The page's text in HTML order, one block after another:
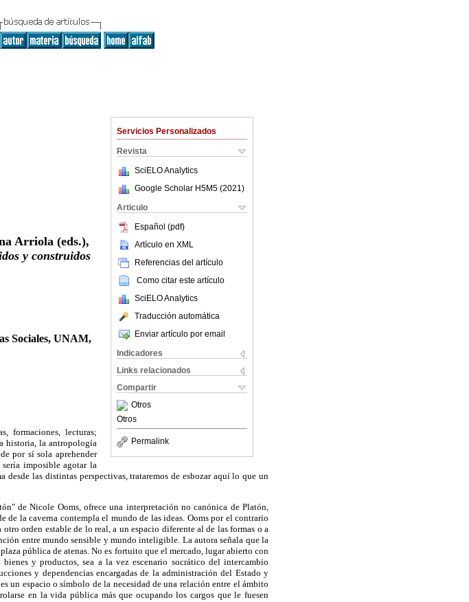
Servicios Personalizados
Revista
SciELO Analytics
Google Scholar H5M5 (2021 )
Articulo
Español (pdf)
Artículo en XML
Referencias del artículo
Como citar este artículo
SciELO Analytics
Traducción automática
Enviar artículo por email
Indicadores
Links relacionados
Compartir
Otros
Otros
Permalink
Arriola (eds.),
y construidos
Sociales, UNAM,
formaciones, lecturas;
historia, la antropología
por sí sola aprehender
imposible agotar la
las distintas perspectivas, trataremos de esbozar aquí lo que un
de Nicole Ooms, ofrece una interpretación no canónica de Platón,
de la caverna contempla el mundo de las ideas. Ooms por el contrario
orden estable de lo real, a un espacio diferente al de las formas o a
entre mundo sensible y mundo inteligible. La autora señala que la
pública de atenas. No es fortuito que el mercado, lugar abierto con
y productos, sea a la vez escenario socrático del intercambio
y dependencias encargadas de la administración del Estado y
un espacio o símbolo de la necesidad de una relación entre el ámbito
en la vida pública más que ocupando los cargos que le fuesen